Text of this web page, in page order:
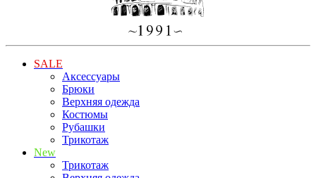
SALE
Аксессуары
Брюки
Верхняя одежда
Костюмы
Рубашки
Трикотаж
New
Трикотаж